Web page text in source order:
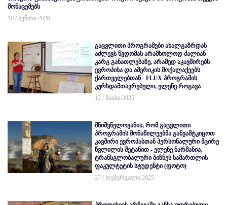
მონაცემებს
10 / ივნისი 2026
გაცვლითი პროგრამები ახალგაზრდას
აძლევს წვდომას არამხოლოდ ძალიან
კარგ განათლებაზე, არამედ აკავშირებს
ევროპისა და ამერიკის მოქალაქეებს
ქართველებთან - FLEX პროგრამის
კურსდამთავრებული, ელენე როგავა
12 / მაისი 2025
მნიშვნელოვანია, რომ გაცვლითი
პროგრამის მონაწილეებმა განვამტკიცოთ
კავშირი ევროპასთან პერსონალური მცირე
წვლილის შეტანით - ელენე ნარმანია,
ტრანსგლობალური ბიზნეს სამართლის
ფაკულტეტის სტუდენტი (ფოტო)
27 / თებერვალი 2025